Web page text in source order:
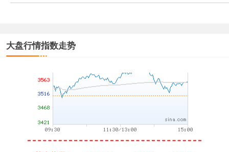
大盘行情指数走势